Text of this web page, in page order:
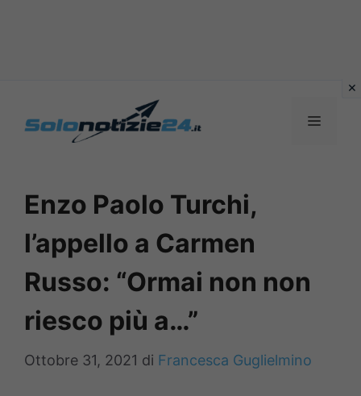
MENU
Enzo Paolo Turchi,
l’appello a Carmen
Russo: “Ormai non non
riesco più a…”
Ottobre 31, 2021 di Francesca Guglielmino